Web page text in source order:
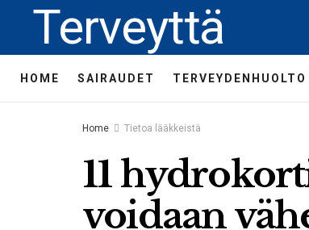
Terveyttä
HOME SAIRAUDET TERVEYDENHUOLTO
Home Tietoa lääkkeistä
11
voidaan